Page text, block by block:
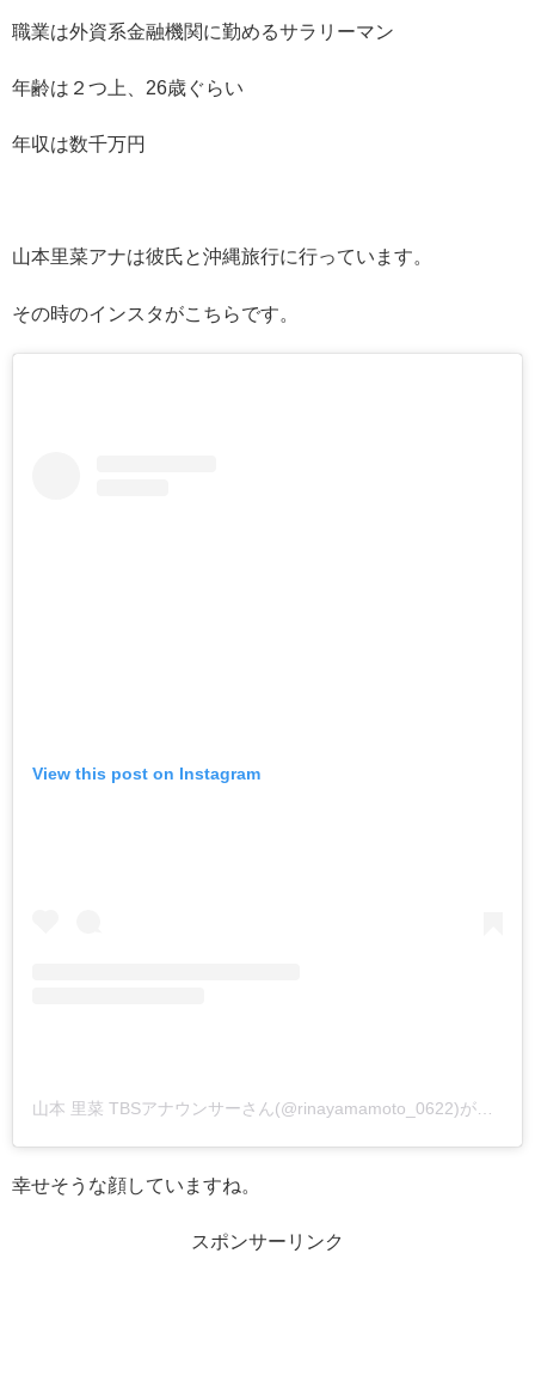
職業は外資系金融機関に勤めるサラリーマン
年齢は２つ上、26歳ぐらい
年収は数千万円
山本里菜アナは彼氏と沖縄旅行に行っています。
その時のインスタがこちらです。
View this post on Instagram
幸せそうな顔していますね。
スポンサーリンク